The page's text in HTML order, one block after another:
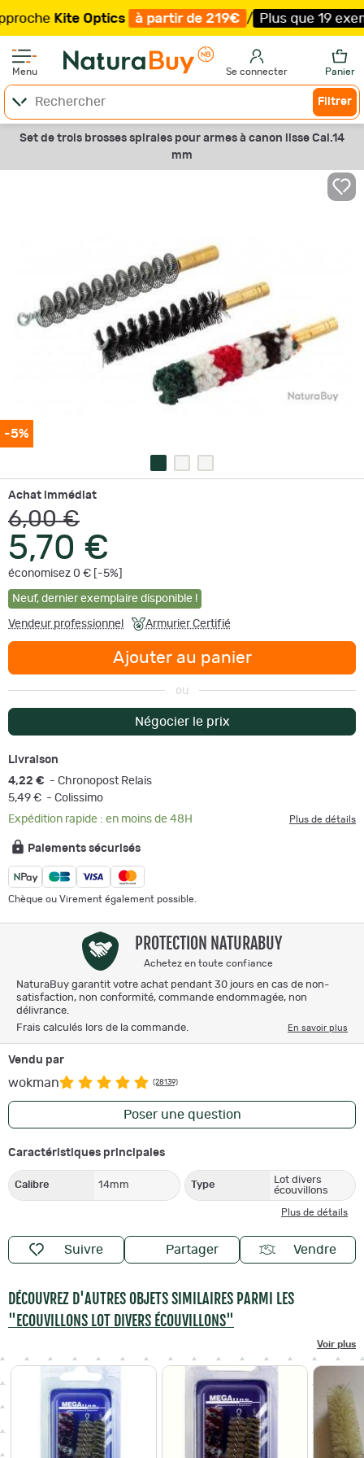
Kite Optics à partir de 219€ / Plus que 19
Menu Se connecter Panier
Filtrer
Set de trois brosses spirales pour armes à canon lisse Cal.14
mm
-5%
Achat immédiat
6,00 €
5,70 €
économisez 0 € [-5%]
Neuf, dernier exemplaire disponible !
Vendeur professionnel Armurier Certifié
Ajouter au panier
ou
Négocier le prix
Livraison
4,22 € - Chronopost Relais
5,49 € - Colissimo
Expédition rapide : en moins de 48H
Plus de détails
Paiements sécurisés
Chèque ou Virement également possible.
PROTECTION NATURABUY
Achetez en toute confiance
NaturaBuy garantit votre achat pendant 30 jours en cas de non-
satisfaction, non conformité, commande endommagée, non
délivrance.
Frais calculés lors de la commande.
En savoir plus
Vendu par
wokman (28139)
Poser une question
Caractéristiques principales
Calibre 14mm Type
Lot divers
écouvillons
Plus de détails
Suivre Partager Vendre
DÉCOUVREZ D'AUTRES OBJETS SIMILAIRES PARMI LES
"ECOUVILLONS LOT DIVERS ÉCOUVILLONS"
Voir plus